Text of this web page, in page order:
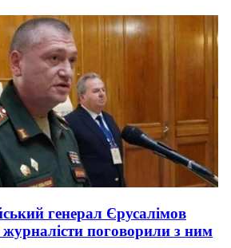
генерал Єрусалімов
поговорили з ним